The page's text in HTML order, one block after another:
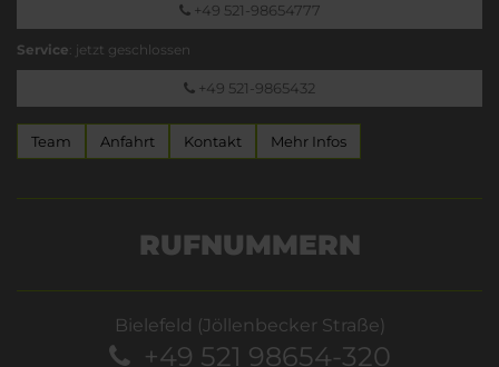
+49 521-98654777
Service: jetzt geschlossen
+49 521-9865432
Team Anfahrt Kontakt Mehr Infos
RUFNUMMERN
Bielefeld (Jöllenbecker Straße)
+49 521 98654-320